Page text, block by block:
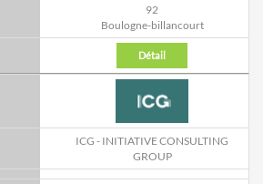
92
Boulogne-billancourt
Détail
ICG - INITIATIVE CONSULTING
GROUP